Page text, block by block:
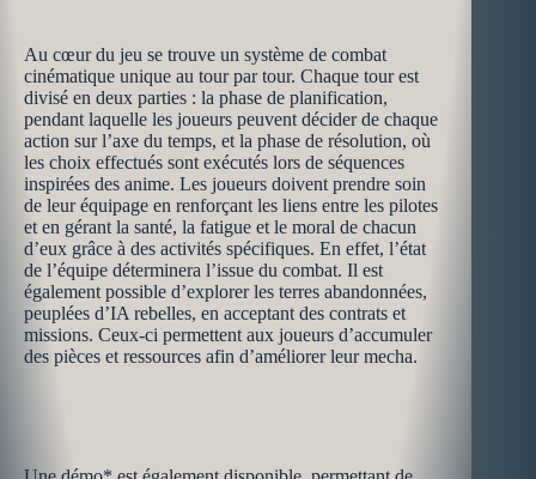
Au cœur du jeu se trouve un système de combat
cinématique unique au tour par tour. Chaque tour est
divisé en deux parties : la phase de planification,
pendant laquelle les joueurs peuvent décider de chaque
action sur l’axe du temps, et la phase de résolution, où
les choix effectués sont exécutés lors de séquences
inspirées des anime. Les joueurs doivent prendre soin
de leur équipage en renforçant les liens entre les pilotes
et en gérant la santé, la fatigue et le moral de chacun
d’eux grâce à des activités spécifiques. En effet, l’état
de l’équipe déterminera l’issue du combat. Il est
également possible d’explorer les terres abandonnées,
peuplées d’IA rebelles, en acceptant des contrats et
missions. Ceux-ci permettent aux joueurs d’accumuler
des pièces et ressources afin d’améliorer leur mecha.